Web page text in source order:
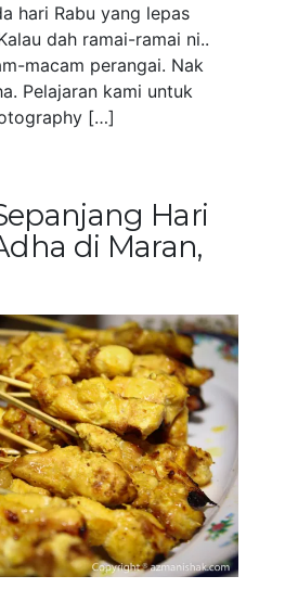
hari Rabu yang lepas
dah ramai-ramai ni..
macam perangai. Nak
Pelajaran kami untuk
[…]
Hari
di Maran,